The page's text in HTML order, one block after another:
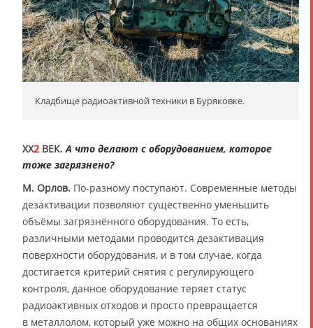
Кладбище радиоактивной техники в Буряковке.
XX2 ВЕК. А что делают с оборудованием, которое
тоже загрязнено?
М. Орлов. По-разному поступают. Современные методы
дезактивации позволяют существенно уменьшить
объёмы загрязнённого оборудования. То есть,
различными методами проводится дезактивация
поверхности оборудования, и в том случае, когда
достигается критерий снятия с регулирующего
контроля, данное оборудование теряет статус
радиоактивных отходов и просто превращается
в металлолом, который уже можно на общих основаниях